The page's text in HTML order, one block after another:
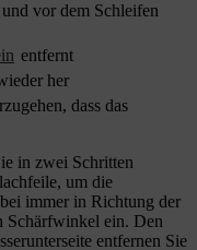
vor dem Schleifen
entfernt
her
dass das
in zwei Schritten
um die
immer in Richtung der
Schärfwinkel ein. Den
entfernen Sie